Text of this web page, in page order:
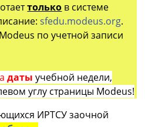
только в системе
sfedu.modeus.org.
по учетной записи
датыучебной недели,
углу страницы Modeus!
ИРТСУ заочной